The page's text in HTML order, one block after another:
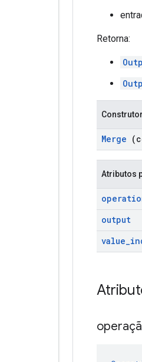
Retorna:
Merge
Atributos
output
value_